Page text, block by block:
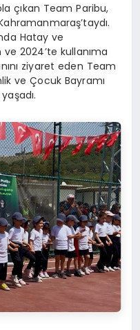
çıkan Team Paribu,
Hatay ve
2024’te kullanıma
ziyaret eden Team
ve Çocuk Bayramı